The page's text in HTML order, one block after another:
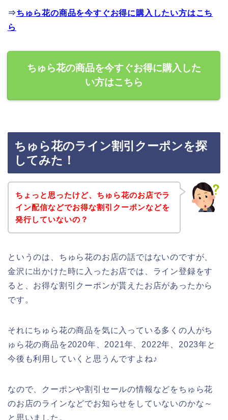
⇒ちゅら花の商品を今すぐお得に購入したい方はこち
ら
ちゅら花の商品を今すぐお得に購入した
い方はこちら
ちゅら花のライン割引クーポンを探
してみた！
ちょっと思ったけど、ちゅら花のお店でラ
イン配信などでお得な割引クーポンなどを
発行していないの？
というのは、ちゅら花のお店の話ではないのですが、
金沢に出かけた時に入ったお店では、ライン登録をす
ると、お得な割引クーポンが貰えたお店があったから
です。
それにちゅら花の商品を気に入っている多くの人がち
ゅら花の商品を2020年、2021年、2022年、2023年と
今後も利用していくと思うんですよね♪
なので、クーポンや割引セールの情報などをちゅら花
のお店のラインなどでお知らせをしていないのかな～
と思いました。